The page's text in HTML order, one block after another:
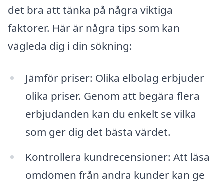
det bra att tänka på några viktiga
faktorer. Här är några tips som kan
vägleda dig i din sökning:
Jämför priser: Olika elbolag erbjuder
olika priser. Genom att begära flera
erbjudanden kan du enkelt se vilka
som ger dig det bästa värdet.
Kontrollera kundrecensioner: Att läsa
omdömen från andra kunder kan ge